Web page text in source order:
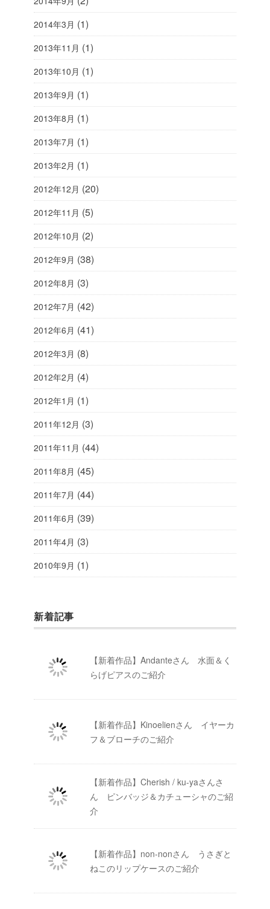
2014年3月 (1)
2013年11月 (1)
2013年10月 (1)
2013年9月 (1)
2013年8月 (1)
2013年7月 (1)
2013年2月 (1)
2012年12月 (20)
2012年11月 (5)
2012年10月 (2)
2012年9月 (38)
2012年8月 (3)
2012年7月 (42)
2012年6月 (41)
2012年3月 (8)
2012年2月 (4)
2012年1月 (1)
2011年12月 (3)
2011年11月 (44)
2011年8月 (45)
2011年7月 (44)
2011年6月 (39)
2011年4月 (3)
2010年9月 (1)
新着記事
【新着作品】Andanteさん 水面＆く
らげピアスのご紹介
【新着作品】Kinoelienさん イヤーカ
フ＆ブローチのご紹介
【新着作品】Cherish / ku-yaさんさ
ん ピンバッジ＆カチューシャのご紹
介
【新着作品】non-nonさん うさぎと
ねこのリップケースのご紹介